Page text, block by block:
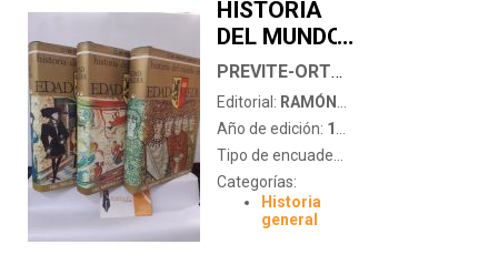
HISTORIA
DEL MUNDO
EN LA EDAD
MEDIA (3
TOMOS)
…
PREVITE-ORTON, C.W.
Editorial: RAMÓN SOPENA
Año de edición: 1967
Tipo de encuadernación:
Categorías:
Historia
general